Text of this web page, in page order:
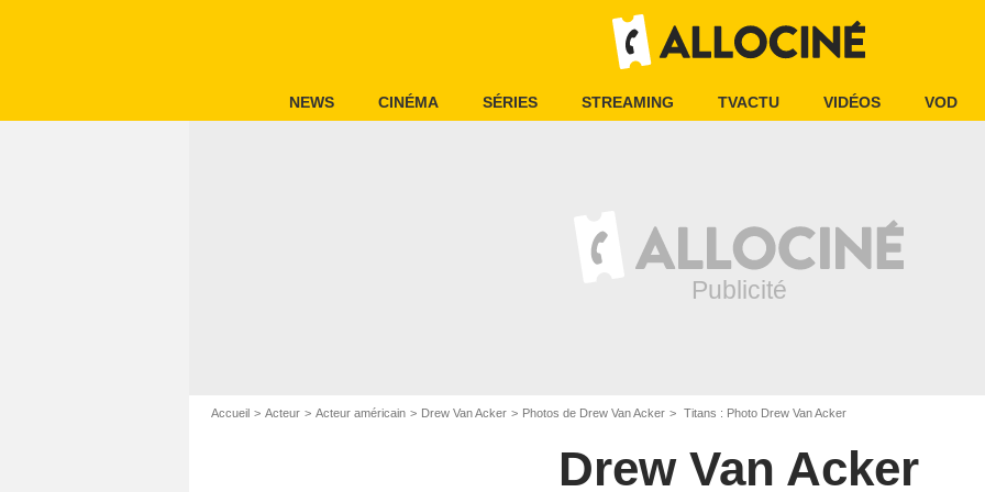
NEWS CINÉMA SÉRIES STREAMING TVACTU VIDÉOS VOD
Accueil Acteur Acteur américain Drew Van Acker Photos de Drew Van Acker Titans : Photo Drew Van Acker
Drew Van Acker